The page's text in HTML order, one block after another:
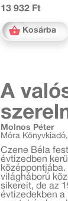
13 932 Ft
Kosárba
A
Czene
Molnos Péter
Móra
Czene Béla
évtizedben
középpontjába.
világháború
sikereit, de az
évtizedekben